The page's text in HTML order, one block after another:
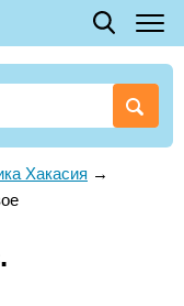
Хакасия →